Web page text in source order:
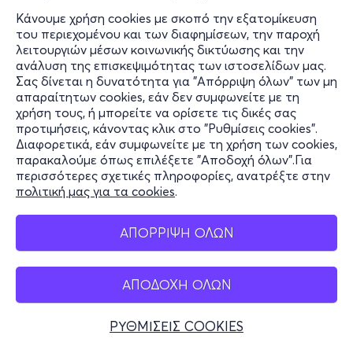
Κάνουμε χρήση cookies με σκοπό την εξατομίκευση
του περιεχομένου και των διαφημίσεων, την παροχή
λειτουργιών μέσων κοινωνικής δικτύωσης και την
ανάλυση της επισκεψιμότητας των ιστοσελίδων μας.
Σας δίνεται η δυνατότητα για "Απόρριψη όλων" των μη
απαραίτητων cookies, εάν δεν συμφωνείτε με τη
χρήση τους, ή μπορείτε να ορίσετε τις δικές σας
προτιμήσεις, κάνοντας κλικ στο "Ρυθμίσεις cookies".
Διαφορετικά, εάν συμφωνείτε με τη χρήση των cookies,
παρακαλούμε όπως επιλέξετε "Αποδοχή όλων".Για
περισσότερες σχετικές πληροφορίες, ανατρέξτε στην
πολιτική μας για τα cookies.
ΑΠΟΡΡΙΨΗ ΟΛΩΝ
ΑΠΟΔΟΧΗ ΟΛΩΝ
ΡΥΘΜΙΣΕΙΣ COOKIES